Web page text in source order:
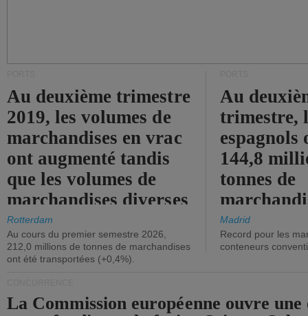
Au deuxième trimestre
2019, les volumes de
marchandises en vrac
ont augmenté tandis
que les volumes de
marchandises diverses
ont diminué.
Rotterdam
Au cours du premier semestre 2026,
212,0 millions de tonnes de marchandises
ont été transportées (+0,4%).
Au
trimestre,
144,8
tonnes de
(+2,9%).
Madrid
Record pour les
conteneurs
La Commission européenne ouvre une